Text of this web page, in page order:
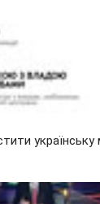
українську